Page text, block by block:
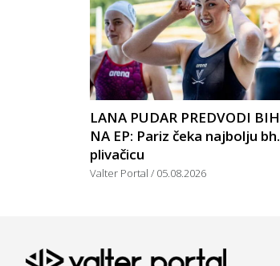
LANA PUDAR PREDVODI BIH
NA EP: Pariz čeka najbolju bh.
plivačicu
Valter Portal 05.08.2026